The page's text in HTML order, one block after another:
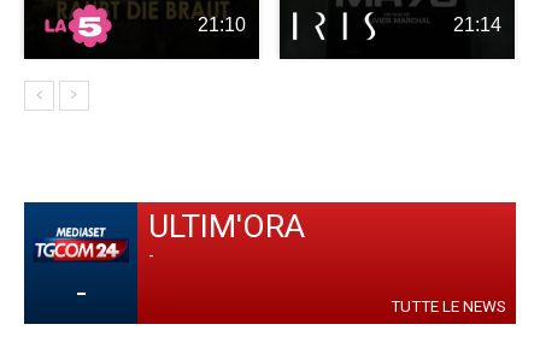
21:10 21:14
-
ULTIM'ORA
-
TUTTE LE NEWS